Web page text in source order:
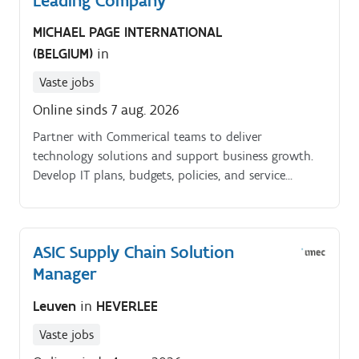
Europa om klantrelaties te versterken en nieuwe
business te ontwikkelen.
MICHAEL PAGE INTERNATIONAL
(BELGIUM) in
Vaste jobs
Online sinds 7 aug. 2026
Partner with Commerical teams to deliver
technology solutions and support business growth.
Develop IT plans, budgets, policies, and service
ASIC Supply Chain Solution
Manager
Leuven in HEVERLEE
Vaste jobs